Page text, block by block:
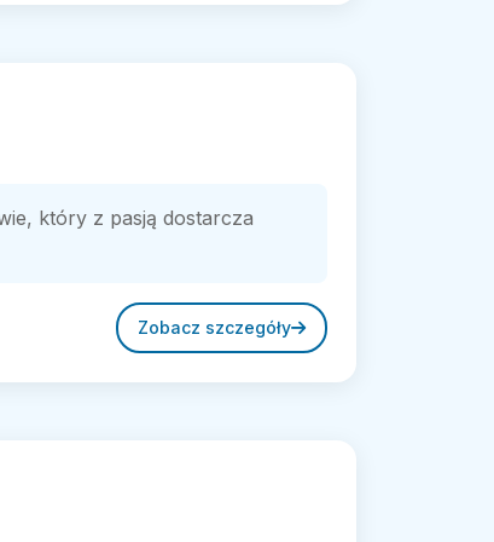
który z pasją dostarcza
Zobacz szczegóły